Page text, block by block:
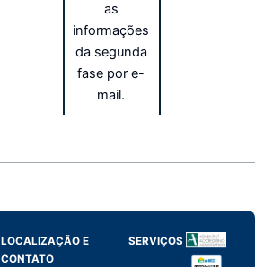
as
informações
da segunda
fase por e-
mail.
LOCALIZAÇÃO E
CONTATO
SERVIÇOS